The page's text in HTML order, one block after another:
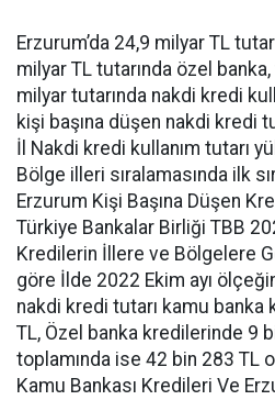
Erzurum’da 24,9 milyar TL
milyar TL tutarında özel
milyar tutarında nakdi kredi
kişi başına düşen nakdi kredi
İl Nakdi kredi kullanım tutarı
Bölge illeri sıralamasında ilk
Erzurum Kişi Başına Düşen
Türkiye Bankalar Birliği TBB
Kredilerin İllere ve Bölgelere
göre İlde 2022 Ekim ayı
nakdi kredi tutarı kamu
TL, Özel banka kredilerinde 9
toplamında ise 42 bin 283 TL
Kamu Bankası Kredileri Ve